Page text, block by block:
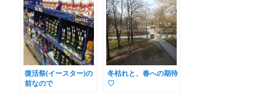
復活祭(イースター)の
前なので
冬枯れと、春への期待
♡